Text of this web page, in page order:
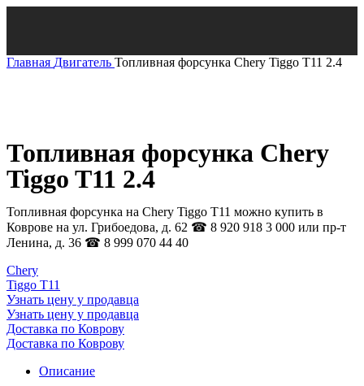
Главная Двигатель Топливная форсунка Chery Tiggo T11 2.4
Топливная форсунка Chery
Tiggo T11 2.4
Топливная форсунка на Chery Tiggo T11 можно купить в
Коврове на ул. Грибоедова, д. 62 ☎ 8 920 918 3 000 или пр-т
Ленина, д. 36 ☎ 8 999 070 44 40
Chery
Tiggo T11
Узнать цену у продавца
Узнать цену у продавца
Доставка по Коврову
Доставка по Коврову
Описание